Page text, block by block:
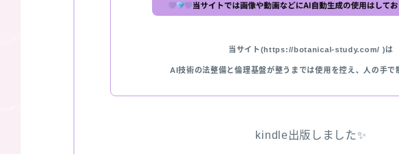
当サイト(https://botanical-study.com/ )は
AI技術の法整備と倫理基盤が整うまでは使用を控え、人の手で
kindle出版しました✨